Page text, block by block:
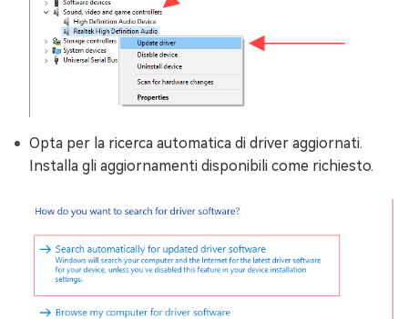
Opta per la ricerca automatica di driver aggiornati.
Installa gli aggiornamenti disponibili come richiesto.